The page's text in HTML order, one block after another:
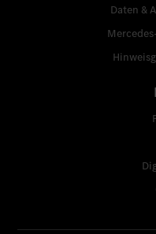
Daten &